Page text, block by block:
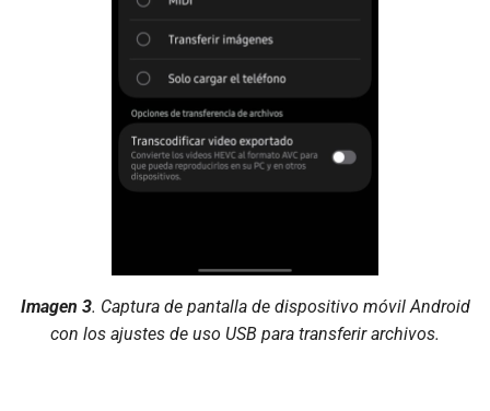
Imagen 3. Captura de pantalla de dispositivo móvil Android
con los ajustes de uso USB para transferir archivos.